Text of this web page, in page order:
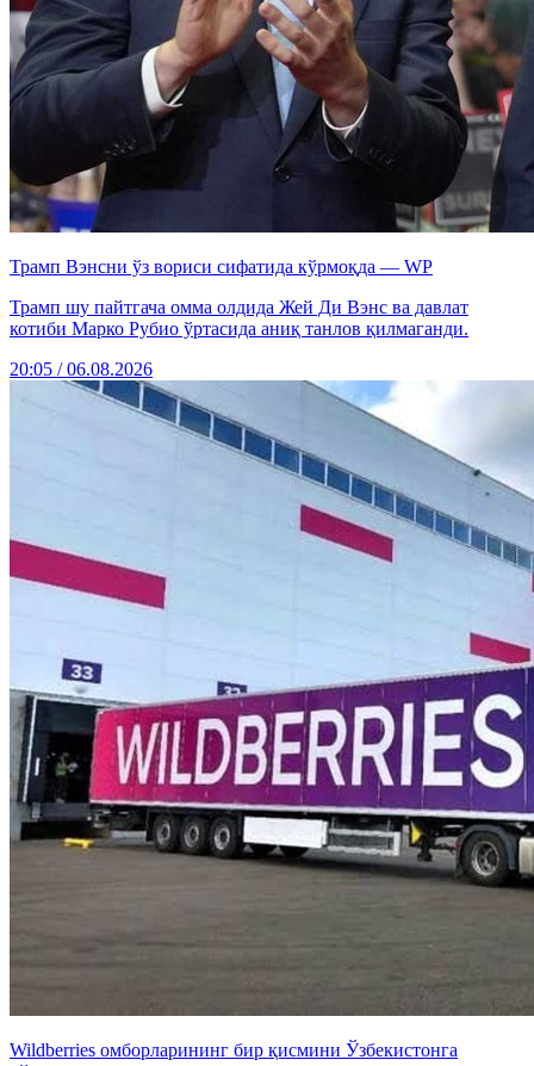
Трамп Вэнсни ўз вориси сифатида кўрмоқда — WP
Трамп шу пайтгача омма олдида Жей Ди Вэнс ва давлат
котиби Марко Рубио ўртасида аниқ танлов қилмаганди.
20:05 / 06.08.2026
Wildberries омборларининг бир қисмини Ўзбекистонга